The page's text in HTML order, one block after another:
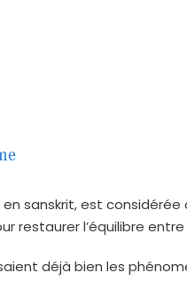
en sanskrit, est
restaurer l’équilibre entre
déjà bien les